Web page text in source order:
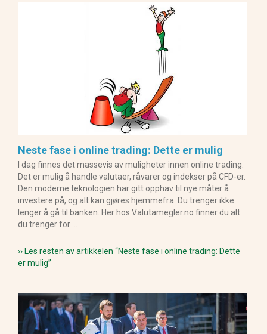
Neste fase i online trading: Dette er mulig
I dag finnes det massevis av muligheter innen online trading.
Det er mulig å handle valutaer, råvarer og indekser på CFD-er.
Den moderne teknologien har gitt opphav til nye måter å
investere på, og alt kan gjøres hjemmefra. Du trenger ikke
lenger å gå til banken. Her hos Valutamegler.no finner du alt
du trenger for …
›› Les resten av artikkelen “Neste fase i online trading: Dette
er mulig”